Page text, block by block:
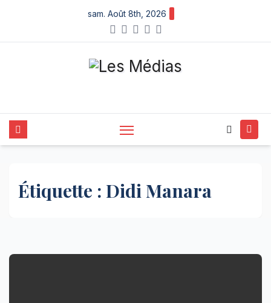
content
sam. Août 8th, 2026
Étiquette : Didi Manara